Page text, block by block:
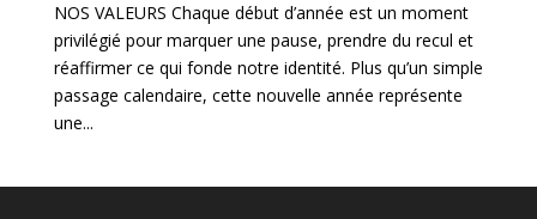
NOS VALEURS Chaque début d’année est un moment
privilégié pour marquer une pause, prendre du recul et
réaffirmer ce qui fonde notre identité. Plus qu’un simple
passage calendaire, cette nouvelle année représente
une...